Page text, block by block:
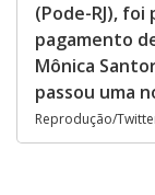
(Pode-RJ), foi
pagamento
Mônica
passou uma
Reprodução/